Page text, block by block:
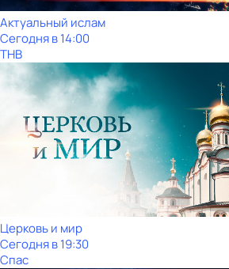
Актуальный ислам
Сегодня в 14:00
ТНВ
Церковь и мир
Сегодня в 19:30
Спас